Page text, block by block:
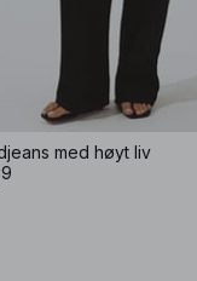
med høyt liv